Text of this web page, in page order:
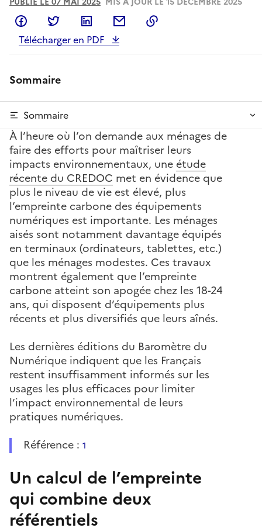
Partager sur Facebook
Partager sur Twitter
Partager sur LinkedIn
Partager par email
Télécharger en PDF
Sommaire
Sommaire
À l’heure où l’on demande aux ménages de
faire des efforts pour maîtriser leurs
impacts environnementaux, une étude
récente du CREDOC met en évidence que
plus le niveau de vie est élevé, plus
l’empreinte carbone des équipements
numériques est importante. Les ménages
aisés sont notamment davantage équipés
en terminaux (ordinateurs, tablettes, etc.)
que les ménages modestes. Ces travaux
montrent également que l’empreinte
carbone atteint son apogée chez les 18-24
ans, qui disposent d’équipements plus
récents et plus diversifiés que leurs aînés.
Les dernières éditions du Baromètre du
Numérique indiquent que les Français
restent insuffisamment informés sur les
usages les plus efficaces pour limiter
l’impact environnemental de leurs
pratiques numériques.
Référence : 1
Un calcul de l’empreinte
qui combine deux
référentiels